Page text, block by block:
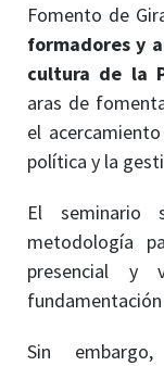
Fomento de
formadores y
cultura de la
aras de
el
política y la
El seminario
metodología
presencial y
Sin